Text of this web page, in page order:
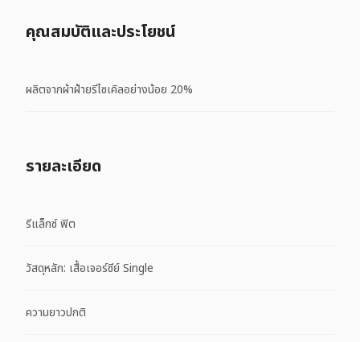
คุณสมบัติและประโยชน์
ผลิตจากผ้าฝ้ายรีไซเคิลอย่างน้อย 20%
รายละเอียด
รีแล็กซ์ ฟิต
วัสดุหลัก: เสื้อเจอร์ซีย์ Single
ความยาวปกติ